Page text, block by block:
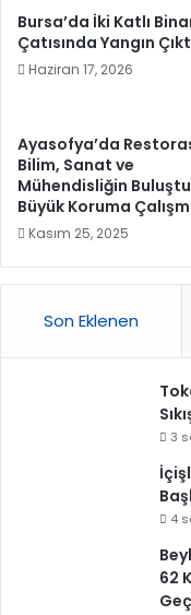
Bursa’da İki Katlı
Çatısında Yangın
Haziran 17, 2026
Ayasofya’da
Bilim, Sanat ve
Mühendisliğin
Büyük Koruma
Kasım 25, 2025
Son Eklenen
3
4
62